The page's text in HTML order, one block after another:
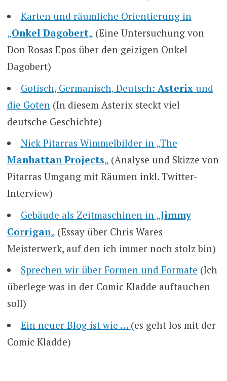
Karten und räumliche Orientierung in
„Onkel Dagobert„(Eine Untersuchung von
Don Rosas Epos über den geizigen Onkel
Dagobert)
Gotisch, Germanisch, Deutsch: Asterix und
die Goten (In diesem Asterix steckt viel
deutsche Geschichte)
Nick Pitarras Wimmelbilder in „The
Manhattan Projects„(Analyse und Skizze von
Pitarras Umgang mit Räumen inkl. Twitter-
Interview)
Gebäude als Zeitmaschinen in „Jimmy
Corrigan„ (Essay über Chris Wares
Meisterwerk, auf den ich immer noch stolz bin)
Sprechen wir über Formen und Formate (Ich
überlege was in der Comic Kladde auftauchen
soll)
Ein neuer Blog ist wie … (es geht los mit der
Comic Kladde)